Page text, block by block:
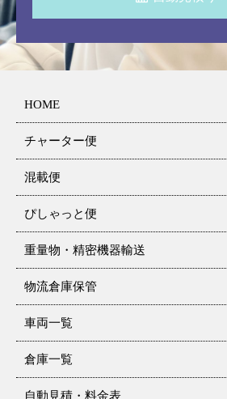
HOME
チャーター便
混載便
ぴしゃっと便
重量物・精密機器輸送
物流倉庫保管
車両一覧
倉庫一覧
自動見積・料金表